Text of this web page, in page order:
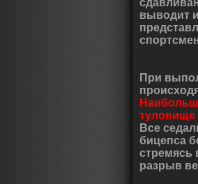
выводит
При
туловище
Все
бицепса
стремясь
разрыв